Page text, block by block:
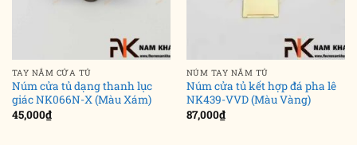
TAY NẮM CỬA TỦ
Núm cửa tủ dạng thanh lục
giác NK066N-X (Màu Xám)
45,000₫
NÚM TAY NẮM TỦ
Núm cửa tủ kết hợp đá pha lê
NK439-VVD (Màu Vàng)
87,000₫